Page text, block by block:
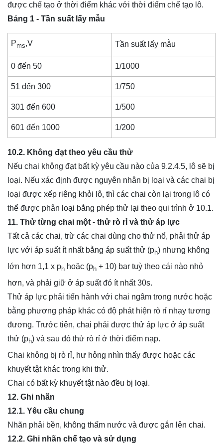
được chế tạo ở thời điểm khác với thời điểm chế tạo lô.
Bảng 1 - Tần suất lấy mẫu
Pms,V Tần suất lấy mẫu
0 đến 50 1/1000
51 đến 300 1/750
301 đến 600 1/500
601 đến 1000 1/200
10.2. Không đạt theo yêu cầu thử
Nếu chai không đạt bất kỳ yêu cầu nào của 9.2.4.5, lô sẽ bị
loại. Nếu xác định được nguyên nhân bị loại và các chai bị
loại được xếp riêng khỏi lô, thì các chai còn lại trong lô có
thể được phân loại bằng phép thử lại theo qui trình ở 10.1.
11. Thử từng chai một - thử rò rỉ và thử áp lực
Tất cả các chai, trừ các chai dùng cho thử nổ, phải thử áp
lực với áp suất ít nhất bằng áp suất thử (ph) nhưng không
lớn hơn 1,1 x ph hoặc (ph + 10) bar tuỳ theo cái nào nhỏ
hơn, và phải giữ ở áp suất đó ít nhất 30s.
Thử áp lực phải tiến hành với chai ngâm trong nước hoặc
bằng phương pháp khác có độ phát hiện rò rỉ nhạy tương
đương. Trước tiên, chai phải được thử áp lực ở áp suất
thử (ph) và sau đó thử rò rỉ ở thời điểm nạp.
Chai không bị rò rỉ, hư hỏng nhìn thấy được hoặc các
khuyết tật khác trong khi thử.
Chai có bất kỳ khuyết tật nào đều bị loại.
12. Ghi nhãn
12.1. Yêu cầu chung
Nhãn phải bền, không thấm nước và được gắn lên chai.
12.2. Ghi nhãn chế tạo và sử dụng